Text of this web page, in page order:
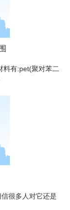
料有:pet(聚对苯二
很多人对它还是